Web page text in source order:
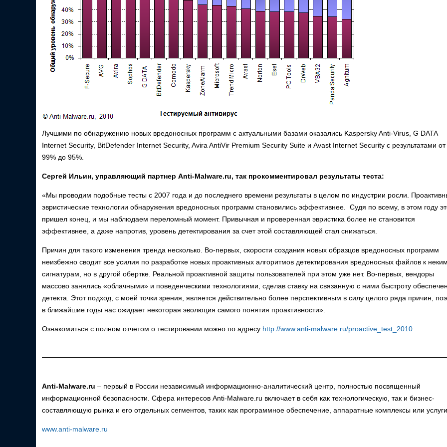
Лучшими по обнаружению новых вредоносных программ с актуальными базами оказались Kaspersky Anti-Virus, G DATA
Internet Security, BitDefender Internet Security, Avira AntiVir Premium Security Suite и Avast Internet Security с результатами от
99% до 95%.
Сергей Ильин, управляющий партнер Anti-Malware.ru, так прокомментировал результаты теста:
«Мы проводим подобные тесты с 2007 года и до последнего времени результаты в целом по индустрии росли.
эвристические технологии обнаружения вредоносных программ становились эффективнее. Судя по всему, в этом году
пришел конец, и мы наблюдаем переломный момент. Привычная и проверенная эвристика более не становится
эффективнее, а даже напротив, уровень детектирования за счет этой составляющей стал снижаться.
Причин для такого изменения тренда несколько. Во-первых, скорости создания новых образцов вредоносных программ
неизбежно сводит все усилия по разработке новых проактивных алгоритмов детектирования вредоносных файлов к неким
сигнатурам, но в другой обертке. Реальной проактивной защиты пользователей при этом уже нет. Во-первых, вендоры
массово занялись «облачными» и поведенческими технологиями, сделав ставку на связанную с ними быстроту
детекта. Этот подход, с моей точки зрения, является действительно более перспективным в силу целого ряда причин,
в ближайшие годы нас ожидает некоторая эволюция самого понятия проактивности».
Ознакомиться с полном отчетом о тестировании можно по адресу http://www.anti-malware.ru/proactive_test_2010
Anti-Malware.ru – первый в России независимый информационно-аналитический центр, полностью посвященный
информационной безопасности. Сфера интересов Anti-Malware.ru включает в себя как технологическую, так и бизнес-
составляющую рынка и его отдельных сегментов, таких как программное обеспечение, аппаратные комплексы или услуги.
www.anti-malware.ru